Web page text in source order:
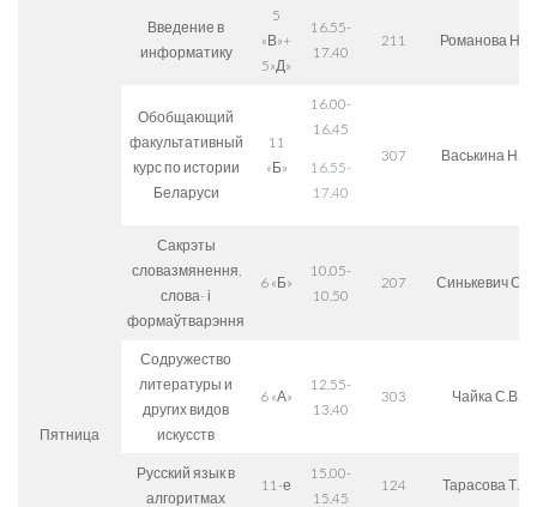
Введение в
информатику
5
«В»+
5»Д»
16.55-
17.40
211 Романова Н.Г.
Обобщающий
факультативный
курс по истории
Беларуси
11
«Б»
16.00-
16.45
16.55-
17.40
307 Васькина Н.А.
Пятница
Сакрэты
словазмянення,
слова- і
формаўтварэння
6 «Б»
10.05-
10.50
207 Синькевич С.В.
Содружество
литературы и
других видов
искусств
6 «А»
12.55-
13.40
303 Чайка С.В.
Русский язык в
алгоритмах
11-е
15.00-
15.45
124 Тарасова Т.В.